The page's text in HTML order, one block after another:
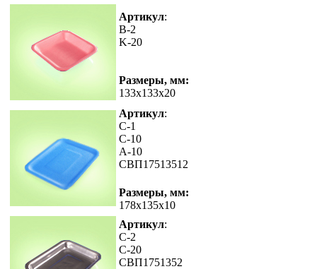
Артикул:
B-2
K-20
Размеры, мм:
133x133x20
Артикул:
C-1
C-10
A-10
СВП17513512
Размеры, мм:
178x135x10
Артикул:
C-2
С-20
СВП1751352